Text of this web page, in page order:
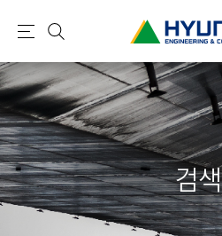
현
건
설
(
H
Y
U
N
메
뉴
검
색
검색